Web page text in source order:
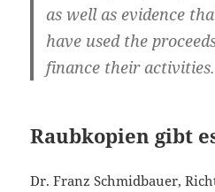
as well as evidence
have used the
finance their activities.
Raubkopien gibt
Dr. Franz Schmidbauer,